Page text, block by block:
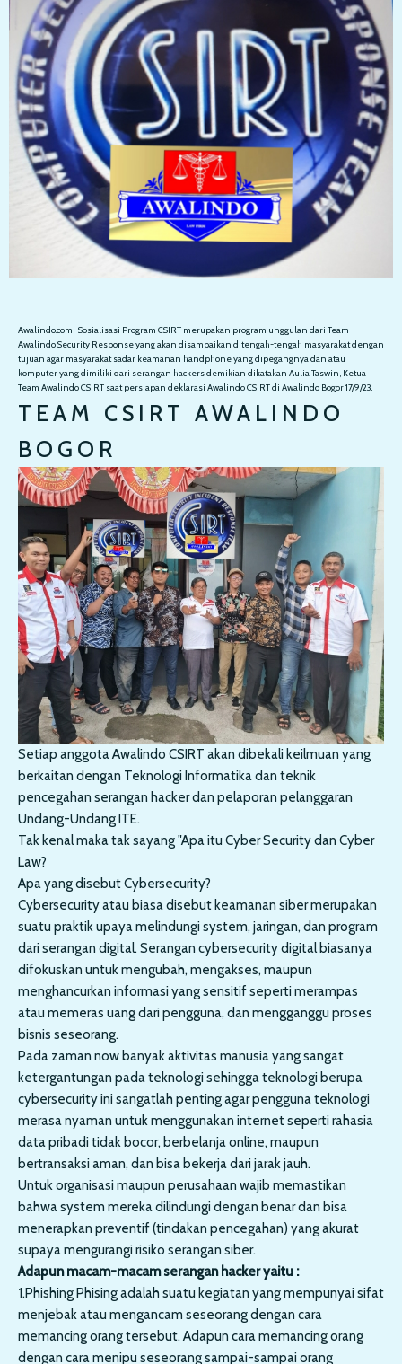
Awalindo.com- Sosialisasi Program CSIRT merupakan program unggulan dari Team
Awalindo Security Response yang akan disampaikan ditengah-tengah masyarakat dengan
tujuan agar masyarakat sadar keamanan handphone yang dipegangnya dan atau
komputer yang dimiliki dari serangan hackers demikian dikatakan Aulia Taswin, Ketua
Team Awalindo CSIRT saat persiapan deklarasi Awalindo CSIRT di Awalindo Bogor 17/9/23.
TEAM CSIRT AWALINDO
BOGOR
Setiap anggota Awalindo CSIRT akan dibekali keilmuan yang
berkaitan dengan Teknologi Informatika dan teknik
pencegahan serangan hacker dan pelaporan pelanggaran
Undang-Undang ITE.
Tak kenal maka tak sayang "Apa itu Cyber Security dan Cyber
Law?
Apa yang disebut Cybersecurity?
Cybersecurity atau biasa disebut keamanan siber merupakan
suatu praktik upaya melindungi system, jaringan, dan program
dari serangan digital. Serangan cybersecurity digital biasanya
difokuskan untuk mengubah, mengakses, maupun
menghancurkan informasi yang sensitif seperti merampas
atau memeras uang dari pengguna, dan mengganggu proses
bisnis seseorang.
Pada zaman now banyak aktivitas manusia yang sangat
ketergantungan pada teknologi sehingga teknologi berupa
cybersecurity ini sangatlah penting agar pengguna teknologi
merasa nyaman untuk menggunakan internet seperti rahasia
data pribadi tidak bocor, berbelanja online, maupun
bertransaksi aman, dan bisa bekerja dari jarak jauh.
Untuk organisasi maupun perusahaan wajib memastikan
bahwa system mereka dilindungi dengan benar dan bisa
menerapkan preventif (tindakan pencegahan) yang akurat
supaya mengurangi risiko serangan siber.
Adapun macam-macam serangan hacker yaitu :
1.Phishing Phising adalah suatu kegiatan yang mempunyai sifat
menjebak atau mengancam seseorang dengan cara
memancing orang tersebut. Adapun cara memancing orang
dengan cara menipu seseorang sampai-sampai orang